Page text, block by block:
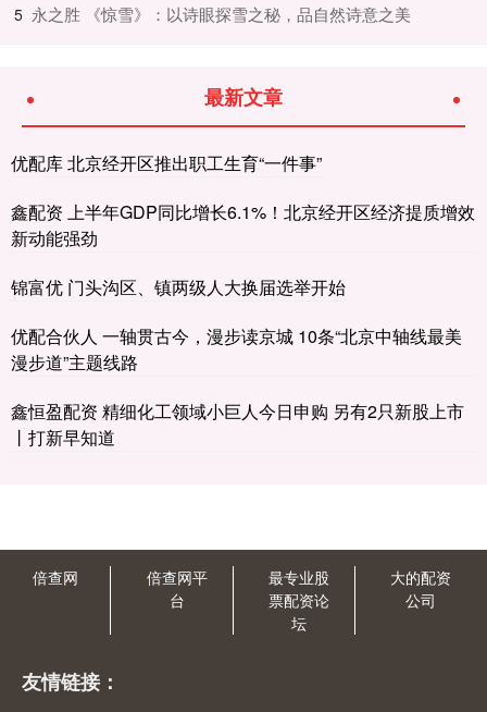
5 ​永之胜 《惊雪》：以诗眼探雪之秘，品自然诗意之美
最新文章
优配库 北京经开区推出职工生育“一件事”
鑫配资 上半年GDP同比增长6.1%！北京经开区经济提质增效
新动能强劲
锦富优 门头沟区、镇两级人大换届选举开始
优配合伙人 一轴贯古今，漫步读京城 10条“北京中轴线最美
漫步道”主题线路
鑫恒盈配资 精细化工领域小巨人今日申购 另有2只新股上市
丨打新早知道
倍查网
倍查网平
台
最专业股
票配资论
坛
大的配资
公司
友情链接：